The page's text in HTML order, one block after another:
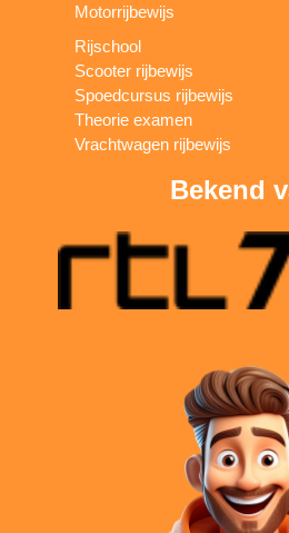
Motorrijbewijs
Rijschool
Scooter rijbewijs
Spoedcursus rijbewijs
Theorie examen
Vrachtwagen rijbewijs
Bekend